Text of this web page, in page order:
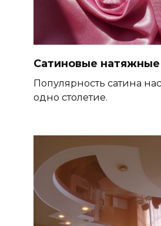
Сатиновые натяжные
Популярность сатина
одно столетие.